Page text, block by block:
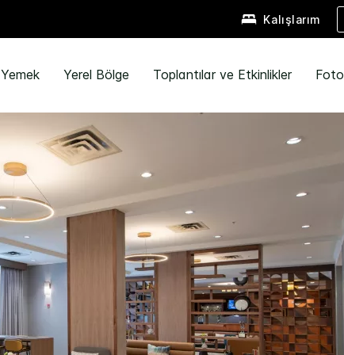
Kalışlarım
Yemek Yerel Bölge Toplantılar ve Etkinlikler